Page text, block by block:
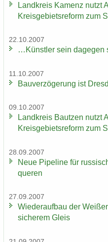
Land­kreis Ka­menz nutzt
Kreis­ge­biets­re­form zum
22.10.2007
…Künst­ler sein da­ge­gen
11.10.2007
Bau­ver­zö­ge­rung ist
09.10.2007
Land­kreis Baut­zen nutzt
Kreis­ge­biets­re­form zum
28.09.2007
Neue Pipe­line für
que­ren
27.09.2007
Wie­der­auf­bau der
si­che­rem Gleis